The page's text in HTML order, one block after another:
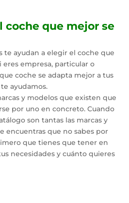
coche que mejor se
te ayudan a elegir el coche que
eres empresa, particular o
coche se adapta mejor a tus
ayudamos.
y modelos que existen que
por uno en concreto. Cuando
son tantas las marcas y
encuentras que no sabes por
que tienes que tener en
necesidades y cuánto quieres